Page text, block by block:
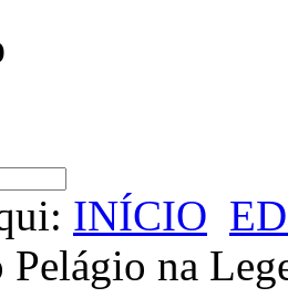
INÍCIO
Pelágio na